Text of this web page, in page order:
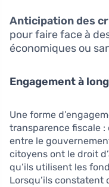
Anticipation des
pour faire face à
économiques ou
Engagement à
Une forme
transparence fiscale :
entre le
citoyens ont le droit
qu’ils utilisent les
Lorsqu’ils